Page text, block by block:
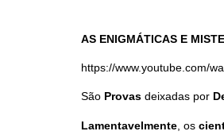
AS ENIGMÁTICAS E
https://www.youtube.com/
São Provas deixadas por
Lamentavelmente , os